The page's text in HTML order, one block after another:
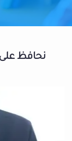
نحافظ